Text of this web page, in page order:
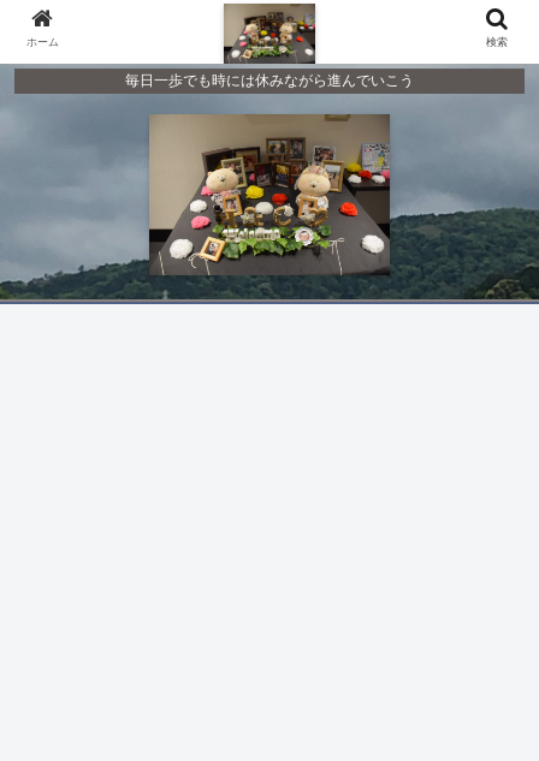
毎日一歩でも時には休みながら進んでいこう
ホーム 検索